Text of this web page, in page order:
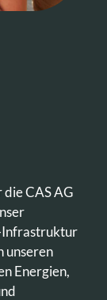
die CAS AG
Infrastruktur
unseren
Energien,